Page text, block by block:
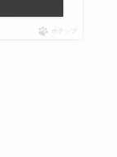
ポチップ